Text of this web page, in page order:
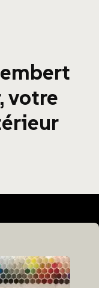
votre